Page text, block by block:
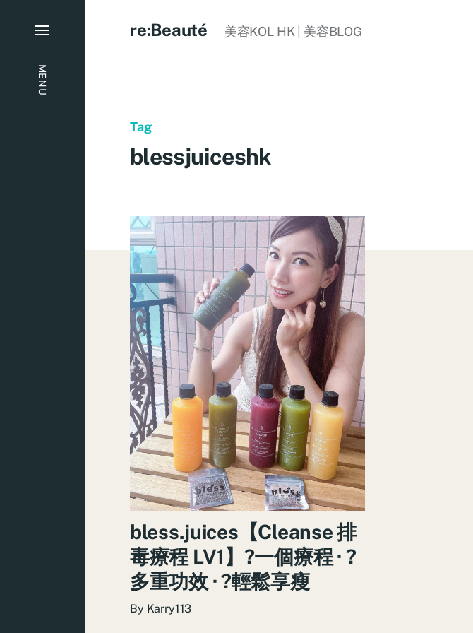
MENU
re:Beauté 美容KOL HK | 美容BLOG
Tag
blessjuiceshk
bless.juices【Cleanse 排
毒療程 LV1】?一個療程 · ?
多重功效 · ?輕鬆享瘦
By Karry113